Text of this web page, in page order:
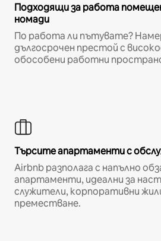
Подходящи за работа
номади
По работа ли пътувате?
дългосрочен престой с
обособени работни
Търсите апартаменти с
Airbnb разполага с напълно
апартаменти, идеални за
служители, корпоративни
преместване.